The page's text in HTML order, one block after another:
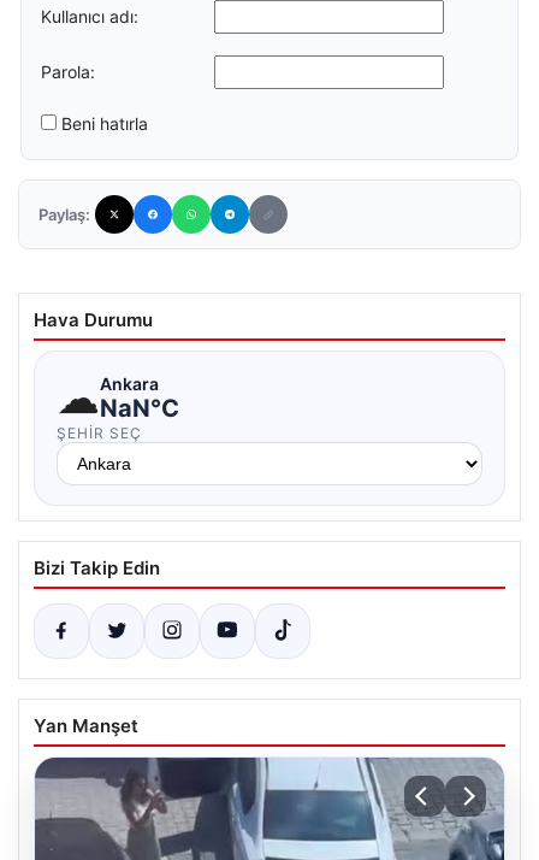
Kullanıcı adı:
Parola:
Beni hatırla
Paylaş:
Hava Durumu
☁Ankara
NaN°C
ŞEHIR SEÇ
Bizi Takip Edin
Yan Manşet